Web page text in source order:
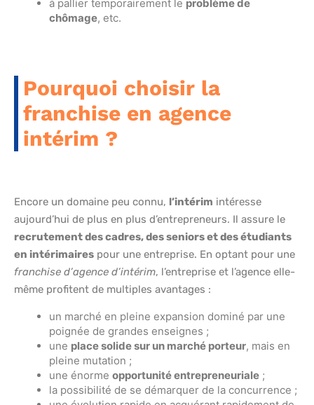
à pallier temporairement le problème de
chômage, etc.
Pourquoi choisir la
franchise en agence
intérim ?
Encore un domaine peu connu, l’intérim intéresse
aujourd’hui de plus en plus d’entrepreneurs. Il assure le
recrutement des cadres, des seniors et des étudiants
en intérimaires pour une entreprise. En optant pour une
franchise d’agence d’intérim, l’entreprise et l’agence elle-
même profitent de multiples avantages :
un marché en pleine expansion dominé par une
poignée de grandes enseignes ;
une place solide sur un marché porteur, mais en
pleine mutation ;
une énorme opportunité entrepreneuriale ;
la possibilité de se démarquer de la concurrence ;